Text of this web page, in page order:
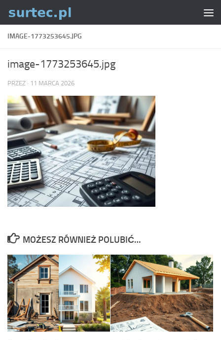
Skip to content
IMAGE-1773253645.JPG
image-1773253645.jpg
PRZEZ · 11 MARCA 2026
MOŻESZ RÓWNIEŻ POLUBIĆ…